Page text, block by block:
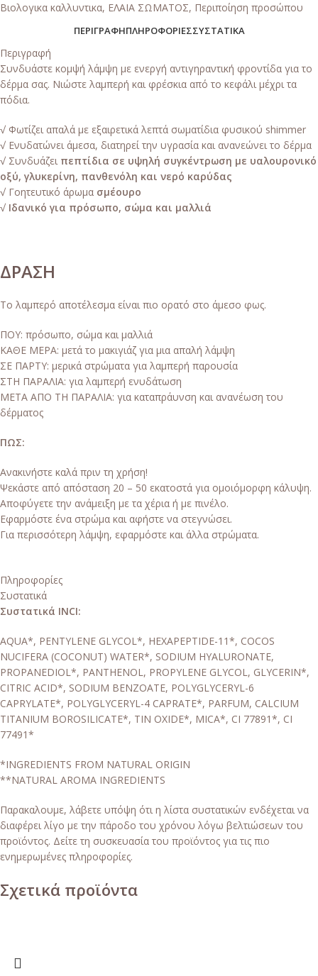
Βιολογικα καλλυντικα, ΕΛΑΙΑ ΣΩΜΑΤΟΣ, Περιποίηση προσώπου
ΠΕΡΙΓΡΑΦΉΠΛΗΡΟΦΟΡΊΕΣΣΥΣΤΑΤΙΚΆ
Περιγραφή
Συνδυάστε κομψή λάμψη με ενεργή αντιγηραντική φροντίδα για το
δέρμα σας. Νιώστε λαμπερή και φρέσκια από το κεφάλι μέχρι τα
πόδια.
√ Φωτίζει απαλά με εξαιρετικά λεπτά σωματίδια φυσικού shimmer
√ Ενυδατώνει άμεσα, διατηρεί την υγρασία και ανανεώνει το δέρμα
√ Συνδυάζει πεπτίδια σε υψηλή συγκέντρωση με υαλουρονικό
οξύ, γλυκερίνη, πανθενόλη και νερό καρύδας
√ Γοητευτικό άρωμα σμέουρο
√ Ιδανικό για πρόσωπο, σώμα και μαλλιά
ΔΡΑΣΗ
Το λαμπερό αποτέλεσμα είναι πιο ορατό στο άμεσο φως.
ΠΟΥ: πρόσωπο, σώμα και μαλλιά
ΚΑΘΕ ΜΕΡΑ: μετά το μακιγιάζ για μια απαλή λάμψη
ΣΕ ΠΑΡΤΥ: μερικά στρώματα για λαμπερή παρουσία
ΣΤΗ ΠΑΡΑΛΙΑ: για λαμπερή ενυδάτωση
ΜΕΤΑ ΑΠΟ ΤΗ ΠΑΡΑΛΙΑ: για καταπράυνση και ανανέωση του
δέρματος
ΠΩΣ:
Ανακινήστε καλά πριν τη χρήση!
Ψεκάστε από απόσταση 20 – 50 εκατοστά για ομοιόμορφη κάλυψη.
Αποφύγετε την ανάμειξη με τα χέρια ή με πινέλο.
Εφαρμόστε ένα στρώμα και αφήστε να στεγνώσει.
Για περισσότερη λάμψη, εφαρμόστε και άλλα στρώματα.
Πληροφορίες
Συστατικά
Συστατικά INCI:
AQUA*, PENTYLENE GLYCOL*, HEXAPEPTIDE-11*, COCOS
NUCIFERA (COCONUT) WATER*, SODIUM HYALURONATE,
PROPANEDIOL*, PANTHENOL, PROPYLENE GLYCOL, GLYCERIN*,
CITRIC ACID*, SODIUM BENZOATE, POLYGLYCERYL-6
CAPRYLATE*, POLYGLYCERYL-4 CAPRATE*, PARFUM, CALCIUM
TITANIUM BOROSILICATE*, TIN OXIDE*, MICA*, CI 77891*, CI
77491*
*INGREDIENTS FROM NATURAL ORIGIN
**NATURAL AROMA INGREDIENTS
Пαρακαλουμε, λάβετε υπόψη ότι η λίστα συστατικών ενδέχεται να
διαφέρει λίγο με την πάροδο του χρόνου λόγω βελτιώσεων του
προϊόντος. Δείτε τη συσκευασία του προϊόντος για τις πιο
ενημερωμένες πληροφορίες.
Σχετικά προϊόντα